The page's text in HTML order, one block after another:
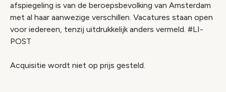
afspiegeling is van de beroepsbevolking van Amsterdam
met al haar aanwezige verschillen. Vacatures staan open
voor iedereen, tenzij uitdrukkelijk anders vermeld. #LI-
POST
Acquisitie wordt niet op prijs gesteld.